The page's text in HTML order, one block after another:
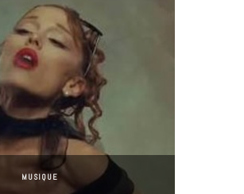
MUSIQUE